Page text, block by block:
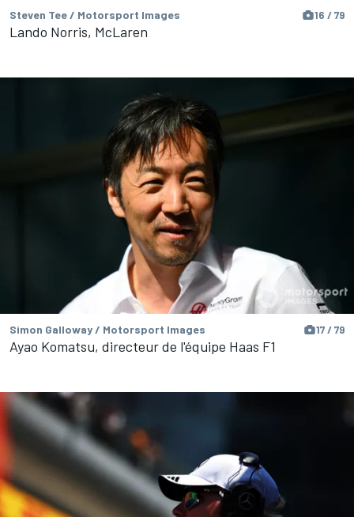
Steven Tee / Motorsport Images 16 / 79
Lando Norris, McLaren
Simon Galloway / Motorsport Images 17 / 79
Ayao Komatsu, directeur de l'équipe Haas F1